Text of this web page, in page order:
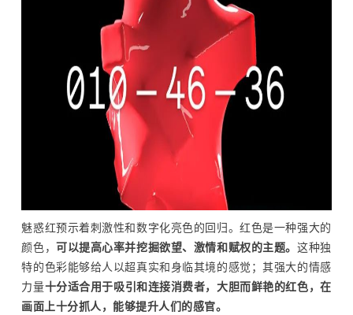
魅惑红预示着刺激性和数字化亮色的回归。红色是一种强大的
颜色，
可以提高心率并挖掘欲望、激情和赋权的主题。 这种独
特的色彩能够给人以超真实和身临其境的感觉；其强大的情感
力量十分适合用于吸引和连接消费者，大胆而鲜艳的红色，在
画面上十分抓人，能够提升人们的感官。